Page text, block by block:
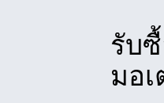
รับ
มอ